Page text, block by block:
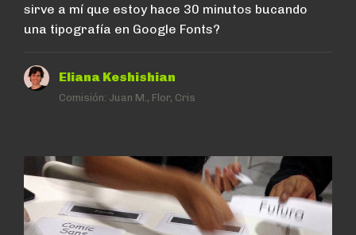
sirve a mí que estoy hace 30 minutos bucando
una tipografía en Google Fonts?
Eliana Keshishian
Comisión: Juan M., Flor, Cris